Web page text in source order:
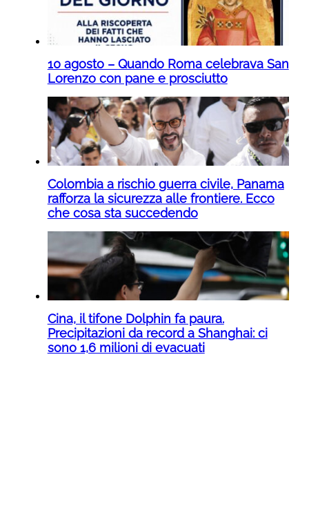
10 agosto – Quando Roma celebrava San
Lorenzo con pane e prosciutto
Colombia a rischio guerra civile, Panama
rafforza la sicurezza alle frontiere. Ecco
che cosa sta succedendo
Cina, il tifone Dolphin fa paura.
Precipitazioni da record a Shanghai: ci
sono 1,6 milioni di evacuati